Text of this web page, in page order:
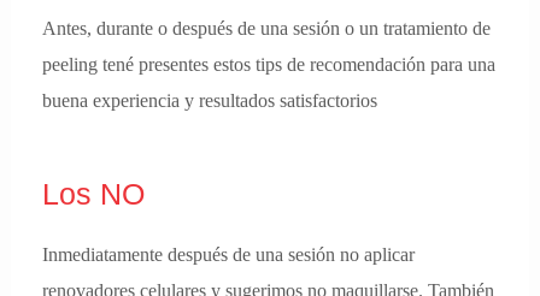
Antes, durante o después de una sesión o un tratamiento de
peeling tené presentes estos tips de recomendación para una
buena experiencia y resultados satisfactorios
Los NO
Inmediatamente después de una sesión no aplicar
renovadores celulares y sugerimos no maquillarse. También